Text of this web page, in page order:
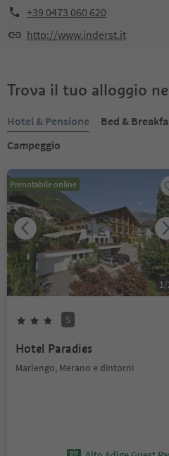
+39 0473 060 620
http://www.inderst.it
Trova il tuo alloggio
Hotel & Pensione Bed &
Campeggio
Prenotabile online
1/
S
Hotel Paradies
Marlengo, Merano e dintorni